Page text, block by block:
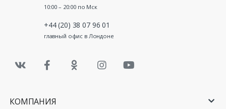
10:00 – 20:00 по Мск
+44 (20) 38 07 96 01
главный офис в Лондоне
КОМПАНИЯ